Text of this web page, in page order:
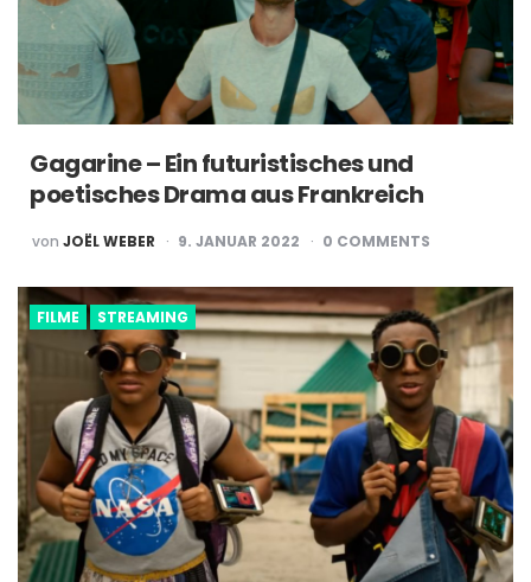
Gagarine – Ein futuristisches und
poetisches Drama aus Frankreich
POSTED
BY
von JOËL WEBER 9. JANUAR 2022 0 COMMENTS
FILME STREAMING